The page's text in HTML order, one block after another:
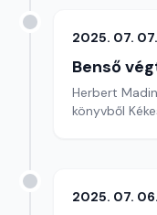
2025. 07. 07.
Benső
Herbert
könyvből
2025. 07. 06.